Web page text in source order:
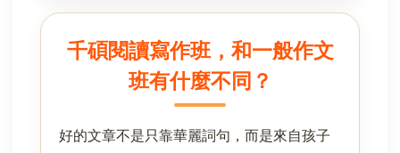
千碩閱讀寫作班，和一般作文
班有什麼不同？
好的文章不是只靠華麗詞句，而是來自孩子